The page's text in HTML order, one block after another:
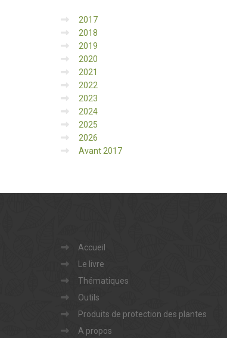
2017
2018
2019
2020
2021
2022
2023
2024
2025
2026
Avant 2017
Accueil
Le livre
Thématiques
Outils
Produits de protection des plantes
A propos